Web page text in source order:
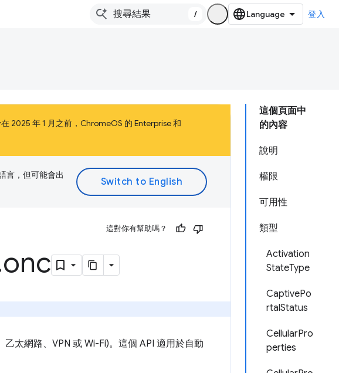
/ 登入
這個頁面中
的內容
說明
權限
可用性
類型
Activation
StateType
CaptivePo
rtalStatus
CellularPro
perties
2025 年 1 月之前，ChromeOS 的 Enterprise 和
言，但可能會出
這對你有幫助嗎？
onc
太網路、VPN 或 Wi-Fi)。這個 API 適用於自動